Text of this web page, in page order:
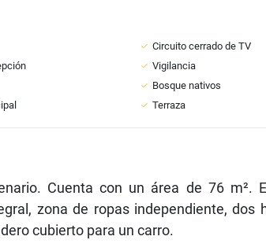
Circuito cerrado de TV
Vigilancia
Bosque nativos
Terraza
Cuenta con un área de 76 m².
zona de ropas independiente,
cubierto para un carro.